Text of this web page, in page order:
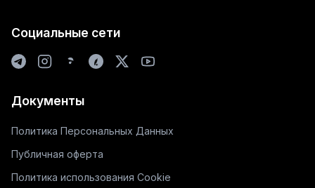
Социальные сети
Документы
Политика Персональных Данных
Публичная оферта
Политика использования Cookie